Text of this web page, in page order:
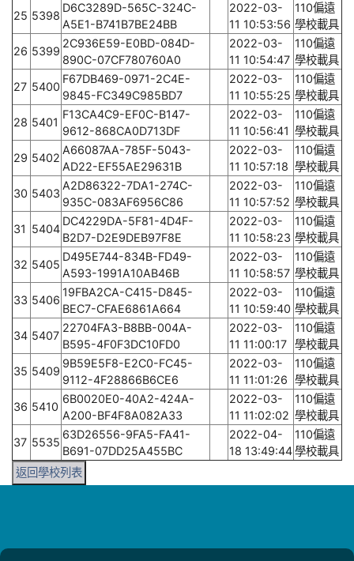
25 5398
D6C3289D-565C-324C-
A5E1-B741B7BE24BB
2022-03-
11 10:53:56
110偏遠
學校載具
26 5399
2C936E59-E0BD-084D-
890C-07CF780760A0
2022-03-
11 10:54:47
110偏遠
學校載具
27 5400
F67DB469-0971-2C4E-
9845-FC349C985BD7
2022-03-
11 10:55:25
110偏遠
學校載具
28 5401
F13CA4C9-EF0C-B147-
9612-868CA0D713DF
2022-03-
11 10:56:41
110偏遠
學校載具
29 5402
A66087AA-785F-5043-
AD22-EF55AE29631B
2022-03-
11 10:57:18
110偏遠
學校載具
30 5403
A2D86322-7DA1-274C-
935C-083AF6956C86
2022-03-
11 10:57:52
110偏遠
學校載具
31 5404
DC4229DA-5F81-4D4F-
B2D7-D2E9DEB97F8E
2022-03-
11 10:58:23
110偏遠
學校載具
32 5405
D495E744-834B-FD49-
A593-1991A10AB46B
2022-03-
11 10:58:57
110偏遠
學校載具
33 5406
19FBA2CA-C415-D845-
BEC7-CFAE6861A664
2022-03-
11 10:59:40
110偏遠
學校載具
34 5407
22704FA3-B8BB-004A-
B595-4F0F3DC10FD0
2022-03-
11 11:00:17
110偏遠
學校載具
35 5409
9B59E5F8-E2C0-FC45-
9112-4F28866B6CE6
2022-03-
11 11:01:26
110偏遠
學校載具
36 5410
6B0020E0-40A2-424A-
A200-BF4F8A082A33
2022-03-
11 11:02:02
110偏遠
學校載具
37 5535
63D26556-9FA5-FA41-
B691-07DD25A455BC
2022-04-
18 13:49:44
110偏遠
學校載具
返回學校列表